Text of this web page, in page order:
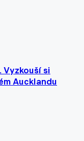
Vyzkouší si
Aucklandu